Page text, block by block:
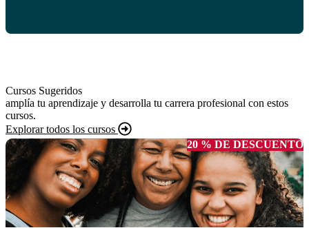
Cursos Sugeridos
amplía tu aprendizaje y desarrolla tu carrera profesional con estos
cursos.
Explorar todos los cursos
20 % DE DESCUENTO